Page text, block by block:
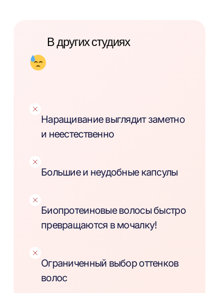
В других студиях
Наращивание выглядит заметно
и неестественно
Большие и неудобные капсулы
Биопротеиновые волосы быстро
превращаются в мочалку!
Ограниченный выбор оттенков
волос